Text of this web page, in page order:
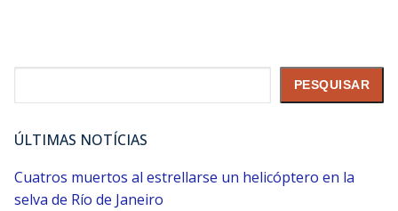
PESQUISAR
ÚLTIMAS NOTÍCIAS
Cuatros muertos al estrellarse un helicóptero en la
selva de Río de Janeiro